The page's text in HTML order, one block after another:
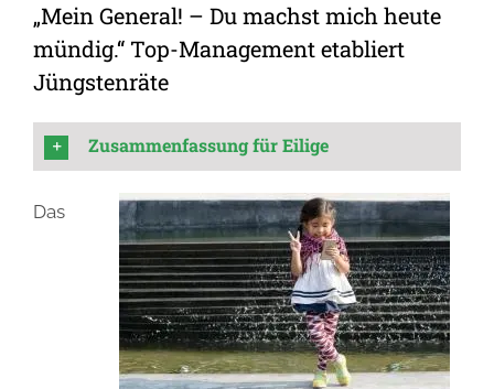
„Mein General! – Du machst mich heute
mündig.“ Top-Management etabliert
Jüngstenräte
Zusammenfassung für Eilige
Das